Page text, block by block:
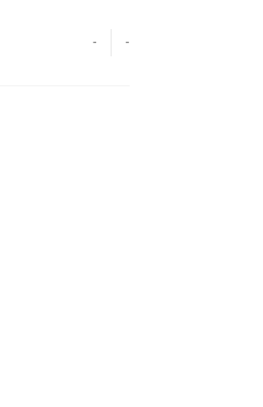
- -